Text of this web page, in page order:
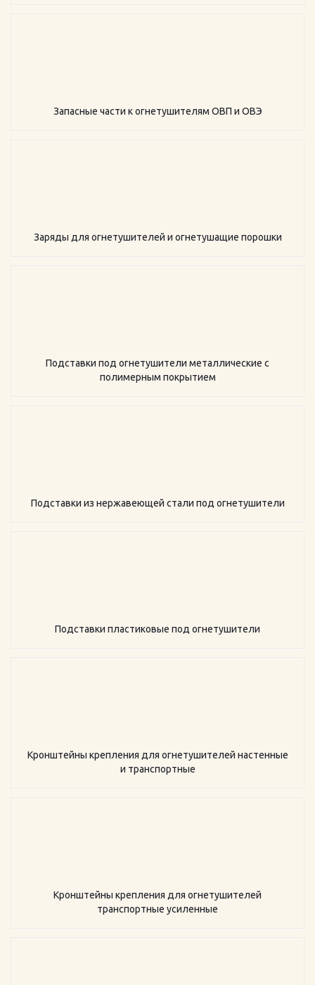
Запасные части к огнетушителям ОВП и ОВЭ
Заряды для огнетушителей и огнетушащие порошки
Подставки под огнетушители металлические с
полимерным покрытием
Подставки из нержавеющей стали под огнетушители
Подставки пластиковые под огнетушители
Кронштейны крепления для огнетушителей настенные
и транспортные
Кронштейны крепления для огнетушителей
транспортные усиленные